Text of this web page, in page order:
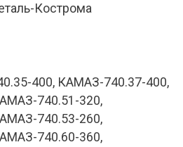
Кострома
400, КАМАЗ-740.37-400,
740.51-320,
740.53-260,
740.60-360,